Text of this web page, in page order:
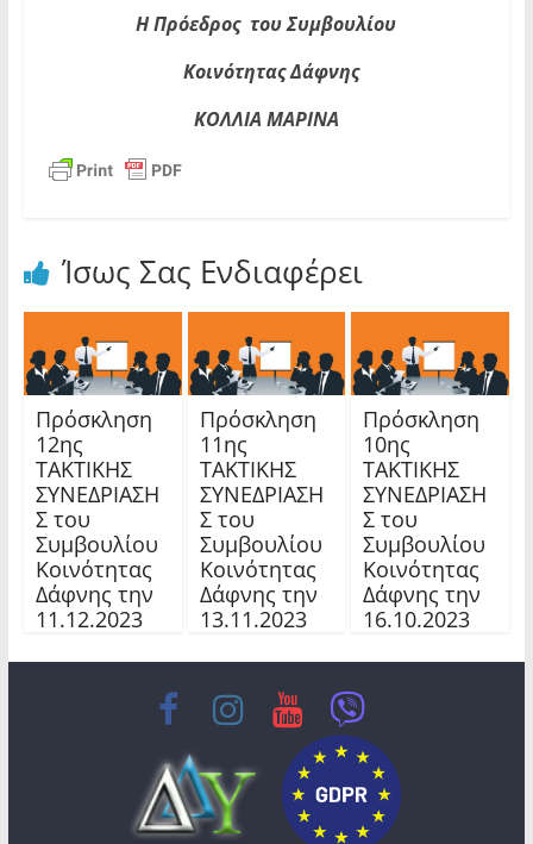
Η Πρόεδρος του Συμβουλίου
Κοινότητας Δάφνης
ΚΟΛΛΙΑ ΜΑΡΙΝΑ
Ίσως Σας Ενδιαφέρει
Πρόσκληση
12ης
TAKTIKHΣ
ΣΥΝΕΔΡΙΑΣΗ
Σ του
Συμβουλίου
Κοινότητας
Δάφνης την
11.12.2023
Πρόσκληση
11ης
TAKTIKHΣ
ΣΥΝΕΔΡΙΑΣΗ
Σ του
Συμβουλίου
Κοινότητας
Δάφνης την
13.11.2023
Πρόσκληση
10ης
TAKTIKHΣ
ΣΥΝΕΔΡΙΑΣΗ
Σ του
Συμβουλίου
Κοινότητας
Δάφνης την
16.10.2023